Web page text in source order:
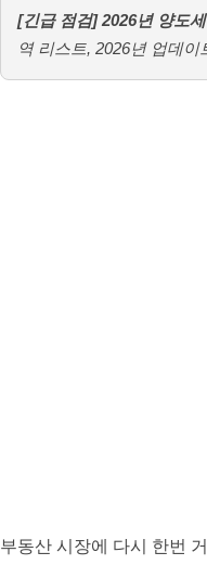
[긴급 점검] 2026년 양도
역 리스트, 2026년 업데
부동산 시장에 다시 한번